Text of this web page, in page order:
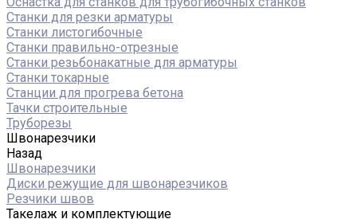
Станки для резки арматуры
Станки листогибочные
Станки правильно-отрезные
Станки резьбонакатные для арматуры
Станки токарные
Станции для прогрева бетона
Тачки строительные
Труборезы
Швонарезчики
Назад
Швонарезчики
Диски режущие для швонарезчиков
Резчики швов
Такелаж и комплектующие